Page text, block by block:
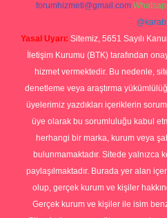
forumhizmeti@gmail.com
Yasal Uyarı: Sitemiz, 5651 Sayılı
İletişim Kurumu (BTK) tarafından
hizmet vermektedir. Bu nedenle,
denetleme veya araştırma
üyelerimiz yazdıkları içeriklerin
üye olarak bu sorumluluğu kabul
herhangi bir marka, kurum veya
bulunmamaktadır. Sitede yalnızca
paylaşılmaktadır. Burada yer alan
olup, gerçek kurum ve kişiler
Gerçek kurum ve kişiler ile isim